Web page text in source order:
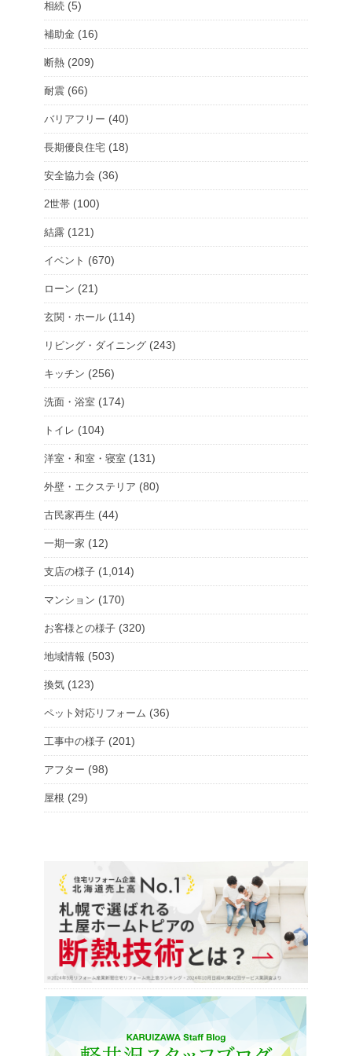
相続 (5)
補助金 (16)
断熱 (209)
耐震 (66)
バリアフリー (40)
長期優良住宅 (18)
安全協力会 (36)
2世帯 (100)
結露 (121)
イベント (670)
ローン (21)
玄関・ホール (114)
リビング・ダイニング (243)
キッチン (256)
洗面・浴室 (174)
トイレ (104)
洋室・和室・寝室 (131)
外壁・エクステリア (80)
古民家再生 (44)
一期一家 (12)
支店の様子 (1,014)
マンション (170)
お客様との様子 (320)
地域情報 (503)
換気 (123)
ペット対応リフォーム (36)
工事中の様子 (201)
アフター (98)
屋根 (29)